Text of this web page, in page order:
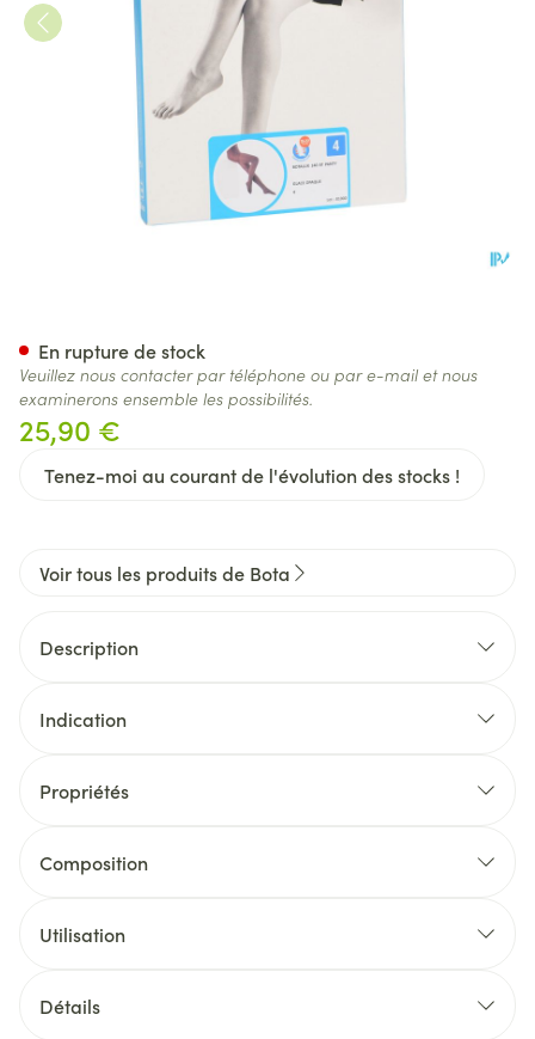
25,90 €
Tenez-moi au courant de l'évolution des stocks !
En rupture de stock
Veuillez nous contacter par téléphone ou par e-mail et nous
examinerons ensemble les possibilités.
Voir tous les produits de Bota
Description
Indication
Propriétés
Composition
Utilisation
Détails